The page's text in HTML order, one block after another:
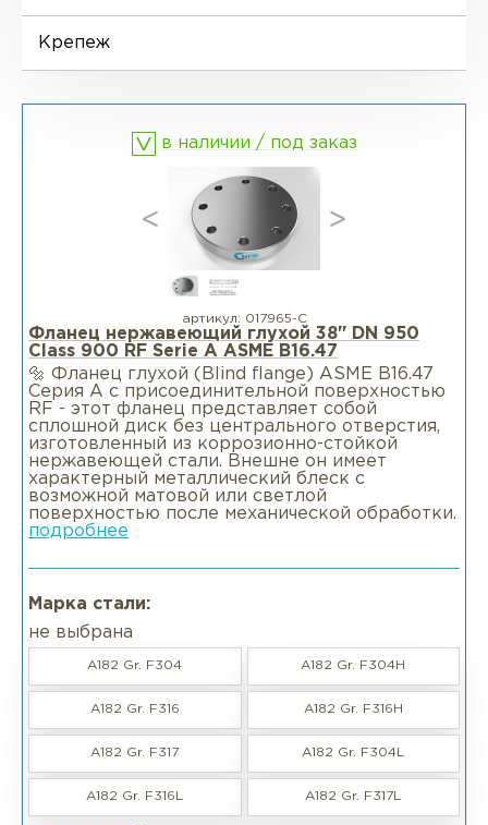
Отводы EN 10253-4
Отводы MSS SP-75
Переходы DIN 2616-1
Переходы DIN 2616-2
Ниппели
Втулки
Крепеж
в наличии / под заказ
артикул: 017965-С
Фланец нержавеющий глухой 38" DN 950
Class 900 RF Serie А ASME B16.47
🔩 Фланец глухой (Blind flange) ASME B16.47
Серия A c присоединительной поверхностью
RF - этот фланец представляет собой
сплошной диск без центрального отверстия,
изготовленный из коррозионно-стойкой
нержавеющей стали. Внешне он имеет
характерный металлический блеск с
возможной матовой или светлой
поверхностью после механической обработки.
подробнее
Марка стали:
не выбрана
A182 Gr. F304 A182 Gr. F304H
A182 Gr. F316 A182 Gr. F316H
A182 Gr. F317 A182 Gr. F304L
A182 Gr. F316L A182 Gr. F317L